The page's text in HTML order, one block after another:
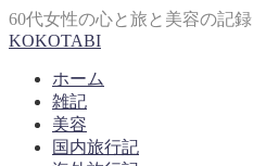
60代女性の心と旅と美容の記録
KOKOTABI
ホーム
雑記
美容
国内旅行記